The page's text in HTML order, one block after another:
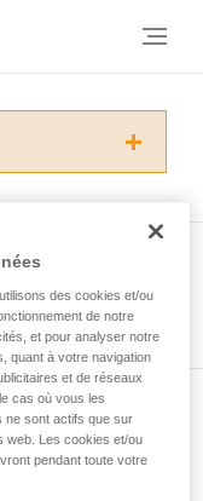
pour
une
Validez
à refaire
avant
techniques
des cookies et/ou
de notre
et pour analyser notre
quant à votre navigation
et de réseaux
cas où vous les
ne sont actifs que sur
web. Les cookies et/ou
pendant toute votre